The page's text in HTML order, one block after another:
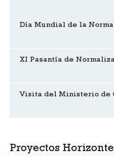
Día Mundial de la
XI Pasantía de
Visita del Ministerio de
Proyectos